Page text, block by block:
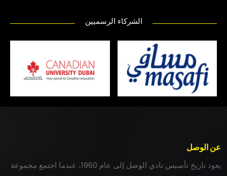
الشركاء الرسميين
عن الوصل
يعود تاريخ تأسيس نادي الوصل إلى عام 1960، عندما اجتمع مجموعة